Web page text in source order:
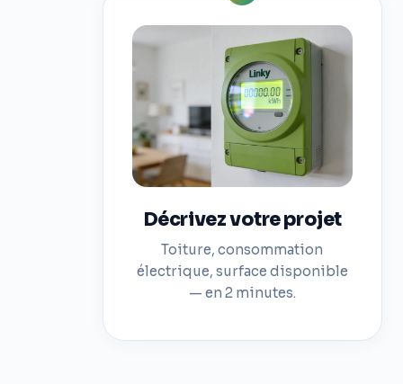
Décrivez votre projet
Toiture, consommation
électrique, surface disponible
— en 2 minutes.